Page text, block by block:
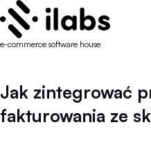
e-commerce software house
Jak zintegrować
fakturowania ze